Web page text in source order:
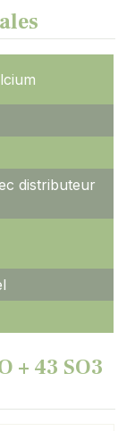
distributeur
+ 43 SO3